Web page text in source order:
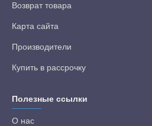
Возврат товара
Карта сайта
Производители
Купить в рассрочку
Полезные ссылки
О нас